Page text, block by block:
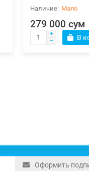
Мало
279 000 сум
В
Оформить